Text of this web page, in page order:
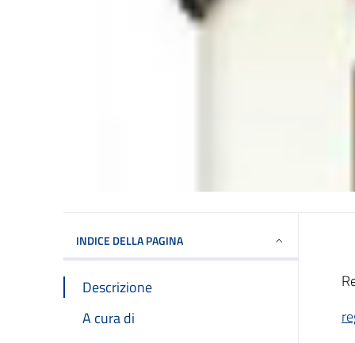
INDICE DELLA PAGINA
Descrizione
A cura di